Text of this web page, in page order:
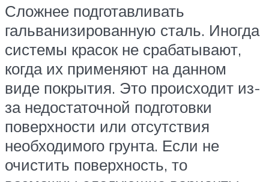
Сложнее подготавливать
гальванизированную сталь. Иногда
системы красок не срабатывают,
когда их применяют на данном
виде покрытия. Это происходит из-
за недостаточной подготовки
поверхности или отсутствия
необходимого грунта. Если не
очистить поверхность, то